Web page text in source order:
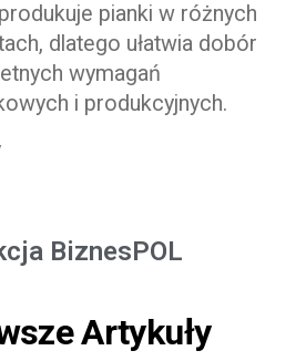
pianki w różnych
dlatego ułatwia dobór
wymagań
i produkcyjnych.
BiznesPOL
Artykuły